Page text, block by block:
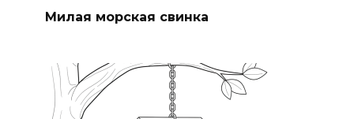
Милая морская свинка